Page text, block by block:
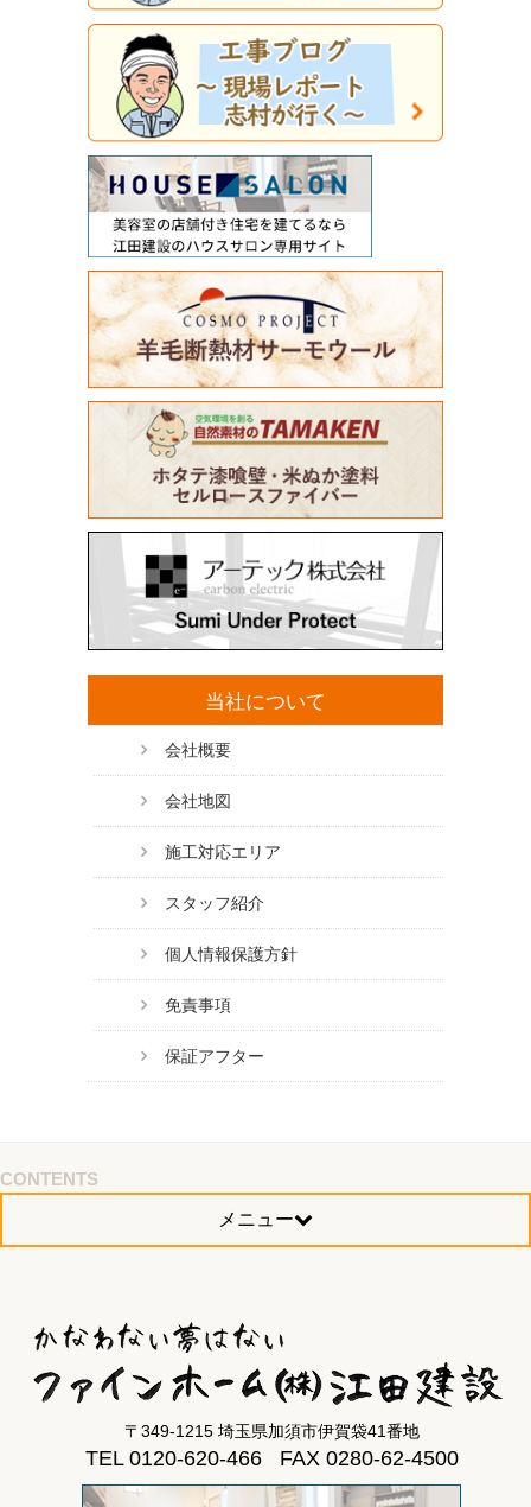
当社について
会社概要
会社地図
施工対応エリア
スタッフ紹介
個人情報保護方針
免責事項
保証アフター
CONTENTS
メニュー
〒349-1215 埼玉県加須市伊賀袋41番地
TEL 0120-620-466 FAX 0280-62-4500